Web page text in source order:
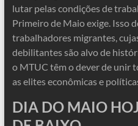
lutar pelas condições de
Primeiro de Maio exige. Isso
trabalhadores migrantes,
debilitantes são alvo de
o MTUC têm o dever de unir
as elites econômicas e
DIA DO MAIO